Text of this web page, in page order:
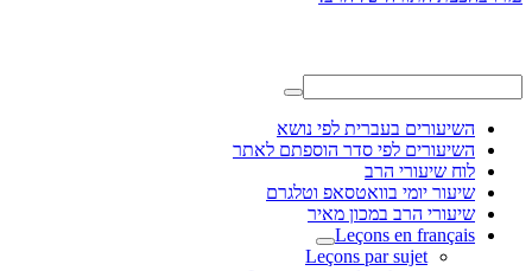
השיעורים בעברית לפי נושא
השיעורים לפי סדר הוספתם לאתר
לוח שיעורי הרב
שיעור יומי בוואטסאפ וטלגרם
שיעורי הרב במכון מאיר
Leçons en français
Leçons par sujet